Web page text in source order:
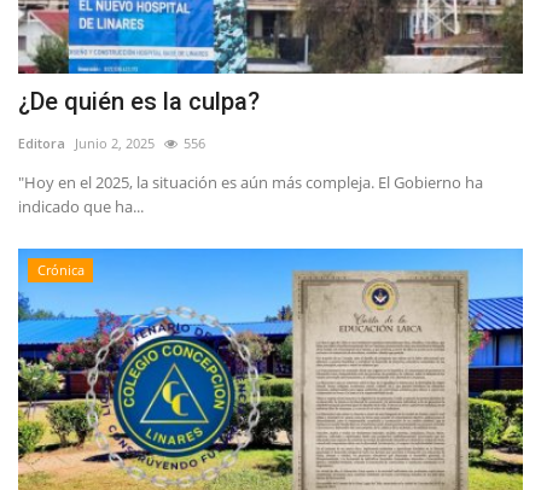
¿De quién es la culpa?
Editora Junio 2, 2025 556
"Hoy en el 2025, la situación es aún más compleja. El Gobierno ha
indicado que ha...
Crónica